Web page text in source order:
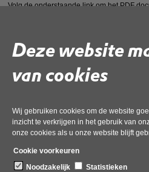
Deze website
van cookies
Wij gebruiken cookies om de website
inzicht te verkrijgen in het gebruik van
onze cookies als u onze website blijft
Cookie voorkeuren
Noodzakelijk
Statistieken
Volg de onderstaande link om hetPDF
Deel deze pagina